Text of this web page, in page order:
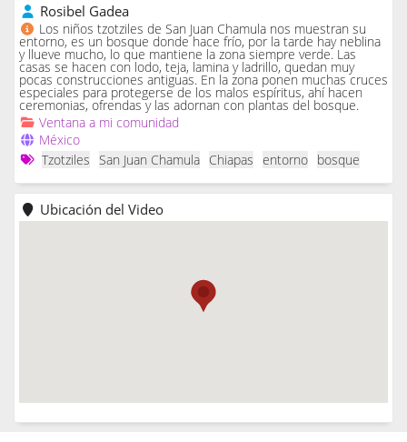
Rosibel Gadea
Los niños tzotziles de San Juan Chamula nos muestran su
entorno, es un bosque donde hace frío, por la tarde hay neblina
y llueve mucho, lo que mantiene la zona siempre verde. Las
casas se hacen con lodo, teja, lamina y ladrillo, quedan muy
pocas construcciones antiguas. En la zona ponen muchas cruces
especiales para protegerse de los malos espíritus, ahí hacen
ceremonias, ofrendas y las adornan con plantas del bosque.
Ventana a mi comunidad
México
Tzotziles
San Juan Chamula Chiapas entorno bosque
Ubicación del Video